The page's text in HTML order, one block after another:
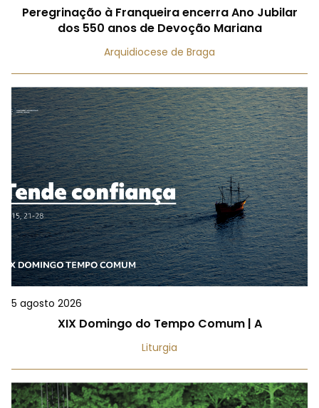
Peregrinação à Franqueira encerra Ano Jubilar
dos 550 anos de Devoção Mariana
Arquidiocese de Braga
5 agosto 2026
XIX Domingo do Tempo Comum | A
Liturgia